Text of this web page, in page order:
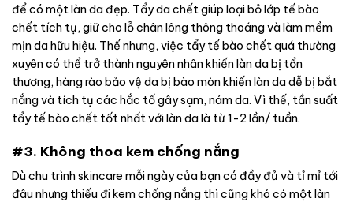
để có một làn da đẹp. Tẩy da chết giúp loại bỏ lớp tế bào
chết tích tụ, giữ cho lỗ chân lông thông thoáng và làm mềm
mịn da hữu hiệu. Thế nhưng, việc tẩy tế bào chết quá thường
xuyên có thể trở thành nguyên nhân khiến làn da bị tổn
thương, hàng rào bảo vệ da bị bào mòn khiến làn da dễ bị bắt
nắng và tích tụ các hắc tố gây sạm, nám da. Vì thế, tần suất
tẩy tế bào chết tốt nhất với làn da là từ 1-2 lần/ tuần.
#3. Không thoa kem chống nắng
Dù chu trình skincare mỗi ngày của bạn có đầy đủ và tỉ mỉ tới
đâu nhưng thiếu đi kem chống nắng thì cũng khó có một làn